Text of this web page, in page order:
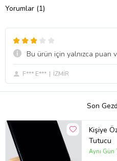
Yorumlar (1)
Bu ürün için yalnızca puan
F*** E*** İZMİR
Son
Kişiye
Tutucu
Aynı Gün